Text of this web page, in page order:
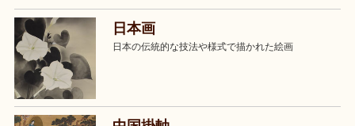
日本画
日本の伝統的な技法や様式で描かれた絵画